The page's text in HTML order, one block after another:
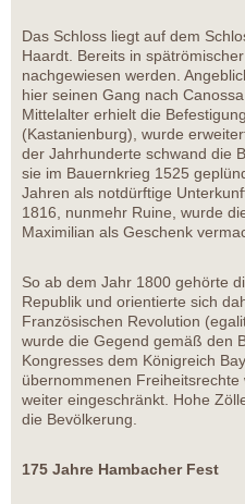
Das Schloss liegt auf dem
Haardt. Bereits in
nachgewiesen werden.
hier seinen Gang nach
Mittelalter erhielt die
(Kastanienburg), wurde
der Jahrhunderte schwand die
sie im Bauernkrieg 1525
Jahren als notdürftige
1816, nunmehr Ruine, wurde
Maximilian als Geschenk
So ab dem Jahr 1800 gehörte
Republik und orientierte sich
Französischen Revolution
wurde die Gegend gemäß den
Kongresses dem Königreich
übernommenen
weiter eingeschränkt. Hohe
die Bevölkerung.
175 Jahre Hambacher Fest